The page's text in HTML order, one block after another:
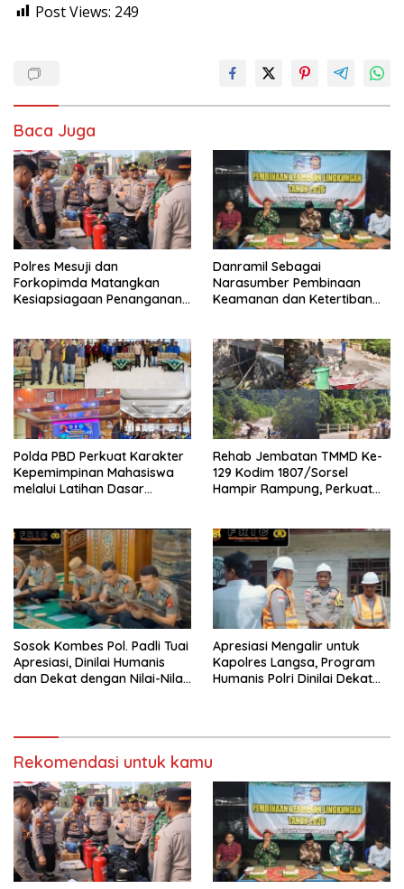
Post Views: 249
Baca Juga
Polres Mesuji dan
Forkopimda Matangkan
Kesiapsiagaan Penanganan
Danramil Sebagai
Narasumber Pembinaan
Keamanan dan Ketertiban
Polda PBD Perkuat Karakter
Kepemimpinan Mahasiswa
melalui Latihan Dasar
Rehab Jembatan TMMD Ke-
129 Kodim 1807/Sorsel
Hampir Rampung, Perkuat
Sesor
Sosok Kombes Pol. Padli Tuai
Apresiasi, Dinilai Humanis
dan Dekat dengan Nilai-Nilai
Apresiasi Mengalir untuk
Kapolres Langsa, Program
Humanis Polri Dinilai Dekat
Rekomendasi untuk kamu